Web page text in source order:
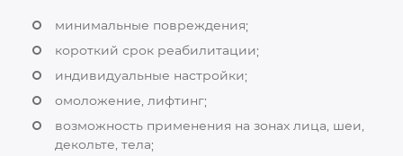
минимальные повреждения;
короткий срок реабилитации;
индивидуальные настройки;
омоложение, лифтинг;
возможность применения на зонах лица, шеи,
декольте, тела;